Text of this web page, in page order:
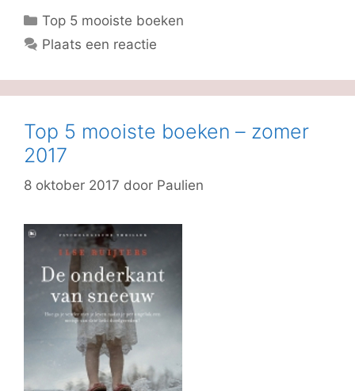
Categorieën
Top 5 mooiste boeken
Plaats een reactie
Top 5 mooiste boeken – zomer
2017
8 oktober 2017 door Paulien